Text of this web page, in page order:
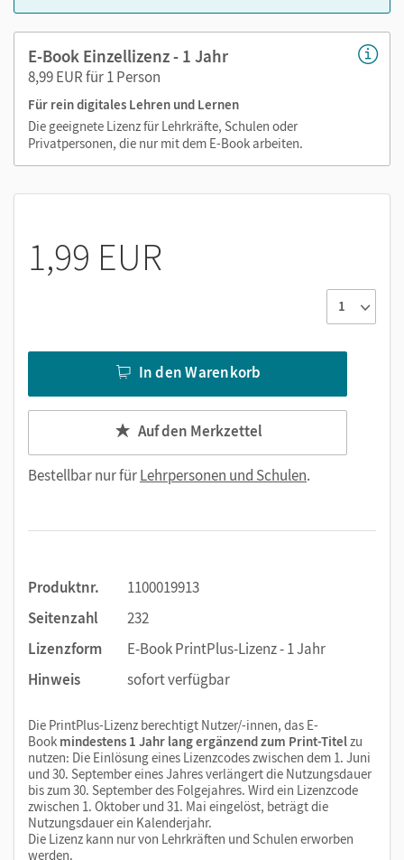
E-Book Einzellizenz - 1 Jahr
8,99 EUR für 1 Person
Für rein digitales Lehren und Lernen
Die geeignete Lizenz für Lehrkräfte, Schulen oder
Privatpersonen, die nur mit dem E-Book arbeiten.
1,99 EUR
In den Warenkorb
Auf den Merkzettel
Bestellbar nur fürLehrpersonen und Schulen.
Produktnr.
1100019913
Seitenzahl
232
Lizenzform
E-Book PrintPlus-Lizenz - 1 Jahr
Hinweis
sofort verfügbar
Die PrintPlus-Lizenz berechtigt Nutzer/-innen, das E-
Book mindestens 1 Jahr lang ergänzend zum Print-Titelzu
nutzen: Die Einlösung eines Lizenzcodes zwischen dem 1. Juni
und 30. September eines Jahres verlängert die Nutzungsdauer
bis zum 30. September des Folgejahres. Wird ein Lizenzcode
zwischen 1. Oktober und 31. Mai eingelöst, beträgt die
Nutzungsdauer ein Kalenderjahr.
Die Lizenz kann nur von Lehrkräften und Schulen erworben
werden.